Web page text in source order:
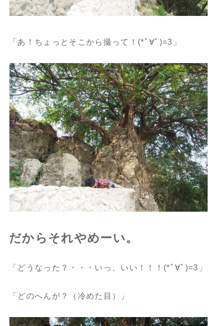
「あ！ちょっとそこから撮って！(*ﾟ∀ﾟ)=3」
だからそれやめーい。
「どうなった？・・・いっ、いい！！！(*ﾟ∀ﾟ)=3」
「どのへんが？（冷めた目）」